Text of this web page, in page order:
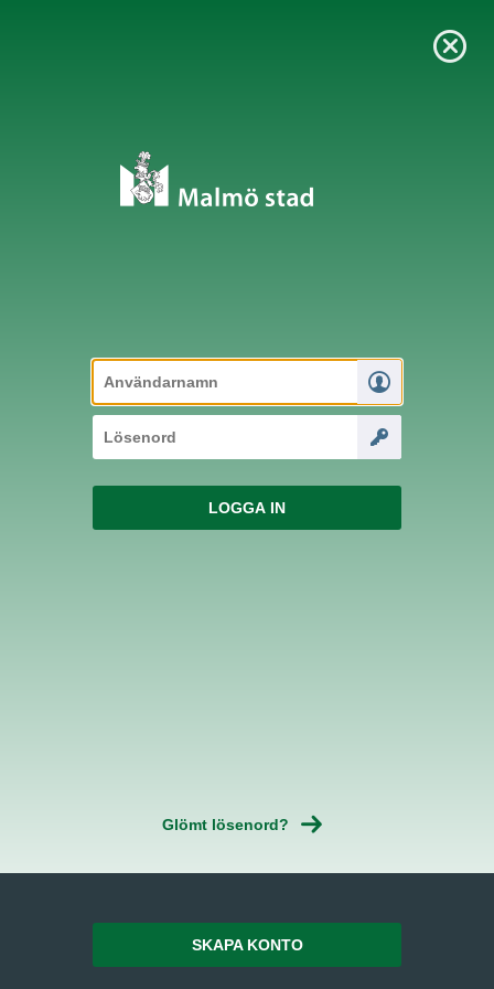
Glömt lösenord?
SKAPA KONTO